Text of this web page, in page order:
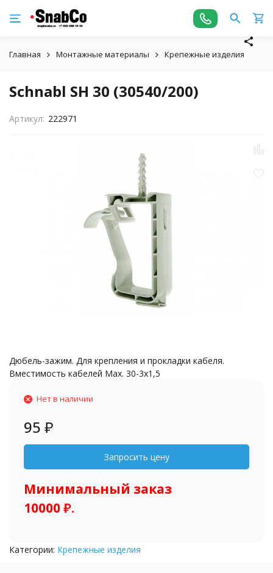
Главная Монтажные материалы Крепежные изделия
Schnabl SH 30 (30540/200)
Артикул: 222971
Дюбель-зажим. Для крепления и прокладки кабеля.
Вместимость кабелей Мах. 30-3х1,5
Нет в наличии
95 ₽
Минимальный заказ
10000 ₽.
Категории: Крепежные изделия